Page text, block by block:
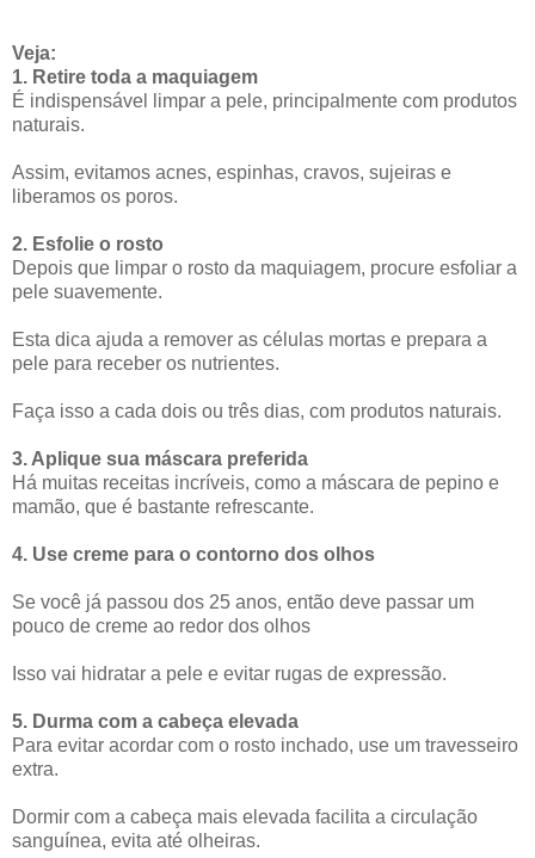
Veja:
1. Retire toda a maquiagem
É indispensável limpar a pele, principalmente com produtos
naturais.
Assim, evitamos acnes, espinhas, cravos, sujeiras e
liberamos os poros.
2. Esfolie o rosto
Depois que limpar o rosto da maquiagem, procure esfoliar a
pele suavemente.
Esta dica ajuda a remover as células mortas e prepara a
pele para receber os nutrientes.
Faça isso a cada dois ou três dias, com produtos naturais.
3. Aplique sua máscara preferida
Há muitas receitas incríveis, como a máscara de pepino e
mamão, que é bastante refrescante.
4. Use creme para o contorno dos olhos
Se você já passou dos 25 anos, então deve passar um
pouco de creme ao redor dos olhos
Isso vai hidratar a pele e evitar rugas de expressão.
5. Durma com a cabeça elevada
Para evitar acordar com o rosto inchado, use um travesseiro
extra.
Dormir com a cabeça mais elevada facilita a circulação
sanguínea, evita até olheiras.